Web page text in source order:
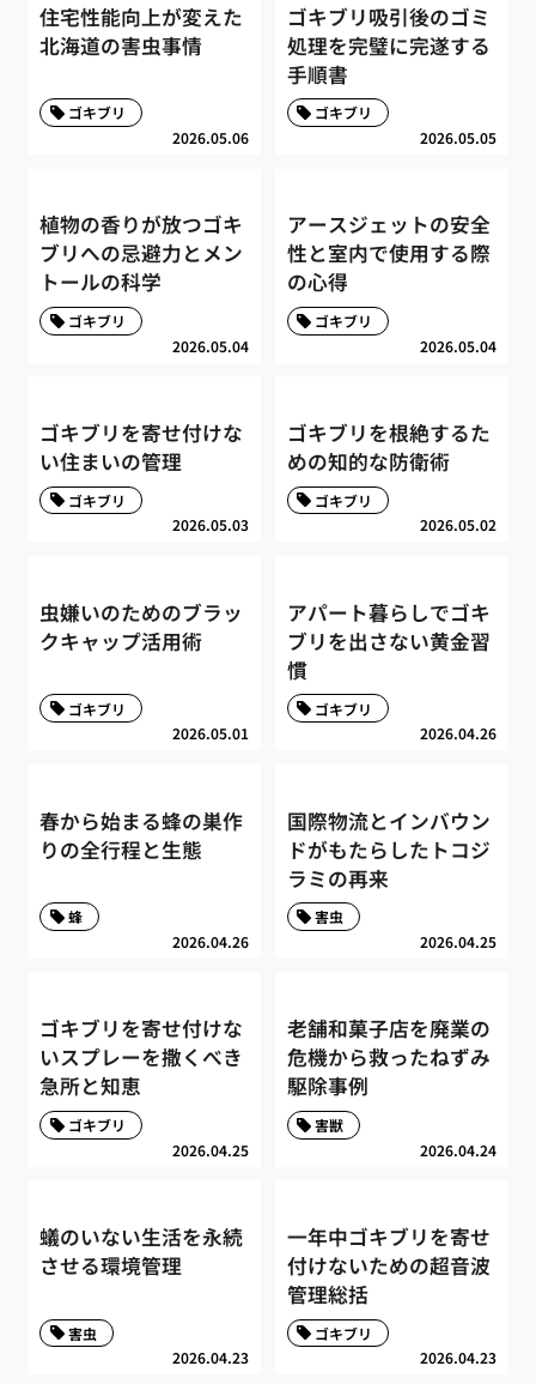
住宅性能向上が変えた
北海道の害虫事情
2026.05.06
ゴキブリ
ゴキブリ吸引後のゴミ
処理を完璧に完遂する
手順書
2026.05.05
ゴキブリ
植物の香りが放つゴキ
ブリへの忌避力とメン
トールの科学
2026.05.04
ゴキブリ
アースジェットの安全
性と室内で使用する際
の心得
2026.05.04
ゴキブリ
ゴキブリを寄せ付けな
い住まいの管理
2026.05.03
ゴキブリ
ゴキブリを根絶するた
めの知的な防衛術
2026.05.02
ゴキブリ
虫嫌いのためのブラッ
クキャップ活用術
2026.05.01
ゴキブリ
アパート暮らしでゴキ
ブリを出さない黄金習
慣
2026.04.26
ゴキブリ
春から始まる蜂の巣作
りの全行程と生態
2026.04.26
蜂
国際物流とインバウン
ドがもたらしたトコジ
ラミの再来
2026.04.25
害虫
ゴキブリを寄せ付けな
いスプレーを撒くべき
急所と知恵
2026.04.25
ゴキブリ
老舗和菓子店を廃業の
危機から救ったねずみ
駆除事例
2026.04.24
害獣
蟻のいない生活を永続
させる環境管理
2026.04.23
害虫
一年中ゴキブリを寄せ
付けないための超音波
管理総括
2026.04.23
ゴキブリ